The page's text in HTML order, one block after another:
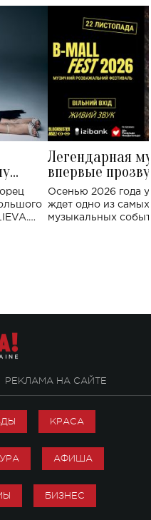
Легендарная
впервые
Украине: где
Осенью 2026 года
ждет одно из
музыкальных
РЕКЛАМА НА САЙТЕ
КРАСА
АФИША
БИЗНЕС